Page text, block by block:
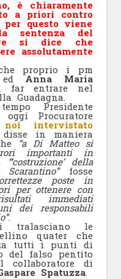
è chiaramente
a priori contro
questo viene
sentenza del
si dice che
assolutamente
proprio i pm
Anna Maria
far entrare nel
Guadagna.
Presidente
oggi Procuratore
intervistato
disse in maniera
“a Di Matteo si
importanti in
“‘costruzione’ della
fosse
poste in
per ottenere con
immediati
dei responsabili
.
tralasciano le
quater che
tutti i punti di
del falso pentito
collaboratore di
Spatuzza.